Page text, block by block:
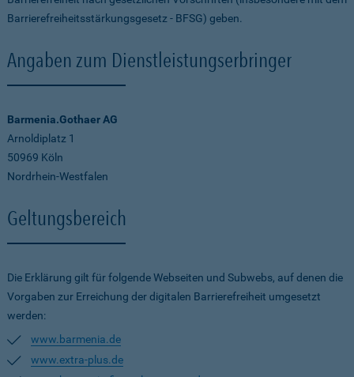
Barrierefreiheitsstärkungsgesetz - BFSG) geben.
Angaben zum Dienstleistungserbringer
Barmenia.Gothaer AG
Arnoldiplatz 1
50969 Köln
Nordrhein-Westfalen
Geltungsbereich
Die Erklärung gilt für folgende Webseiten und Subwebs, auf denen die
Vorgaben zur Erreichung der digitalen Barrierefreiheit umgesetzt
werden:
www.barmenia.de
www.extra-plus.de